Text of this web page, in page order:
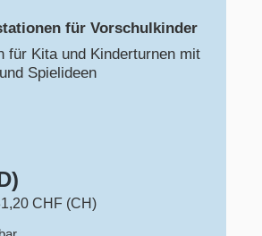
für Vorschulkinder
für Kita und Kinderturnen mit
Spielideen
CHF (CH)